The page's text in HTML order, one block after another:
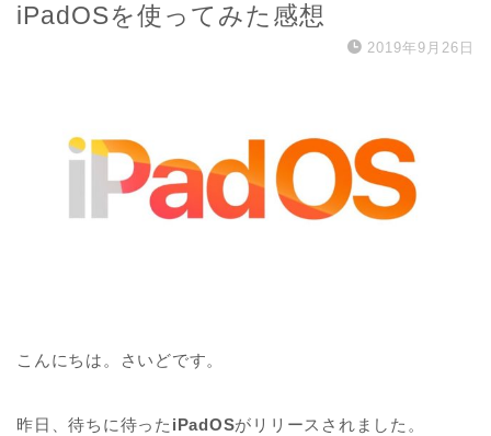
iPadOSを使ってみた感想
2019年9月26日
こんにちは。さいどです。
昨日、待ちに待った iPadOSがリリースされました。